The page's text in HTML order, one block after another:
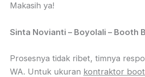
Makasih ya!
Sinta Novianti – Boyolali – Booth
Prosesnya tidak ribet, timnya
WA. Untuk ukuran kontraktor